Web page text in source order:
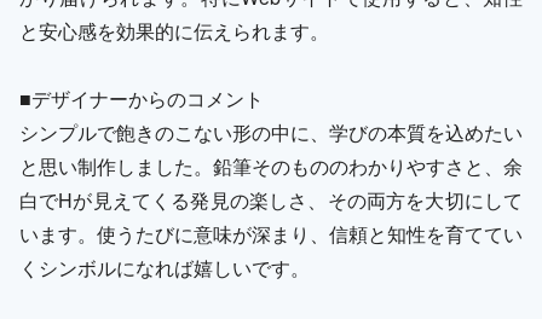
と安心感を効果的に伝えられます。
■デザイナーからのコメント
シンプルで飽きのこない形の中に、学びの本質を込めたい
と思い制作しました。鉛筆そのもののわかりやすさと、余
白でHが見えてくる発見の楽しさ、その両方を大切にして
います。使うたびに意味が深まり、信頼と知性を育ててい
くシンボルになれば嬉しいです。